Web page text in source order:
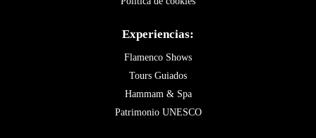
Experiencias:
Flamenco Shows
Tours Guiados
Hammam & Spa
Patrimonio UNESCO